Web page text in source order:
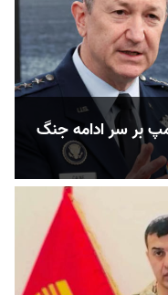
بر سر ادامه جنگ